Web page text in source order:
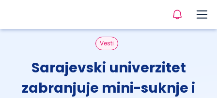
Vesti
Sarajevski univerzitet
zabranjuje mini-suknje i